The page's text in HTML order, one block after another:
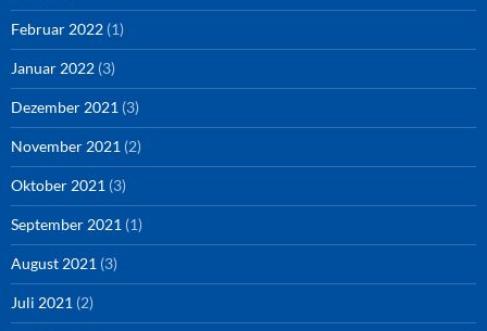
Februar 2022 (1)
Januar 2022 (3)
Dezember 2021 (3)
November 2021 (2)
Oktober 2021 (3)
September 2021 (1)
August 2021 (3)
Juli 2021 (2)